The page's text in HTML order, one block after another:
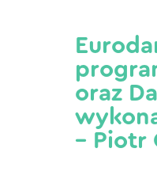
oraz
– Piotr